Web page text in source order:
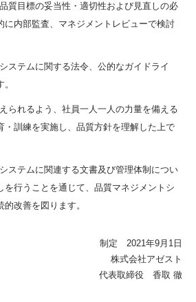
質目標の妥当性・適切性および見直しの必
に内部監査、マネジメントレビューで検討
ステムに関する法令、公的なガイドライ
られるよう、社員一人一人の力量を備える
・訓練を実施し、品質方針を理解した上で
ステムに関連する文書及び管理体制につい
を行うことを通じて、品質マネジメントシ
改善を図ります。
制定 2021年9月1日
株式会社アゼスト
代表取締役 香取 徹